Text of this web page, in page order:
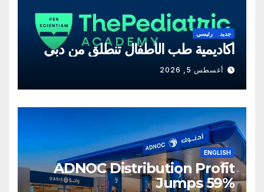
جديد رئيسي
أكاديمية طب الأطفال تنطلق من دبي
أغسطس 5, 2026
ENGLISH
ADNOC Distribution Profit
Jumps 59%